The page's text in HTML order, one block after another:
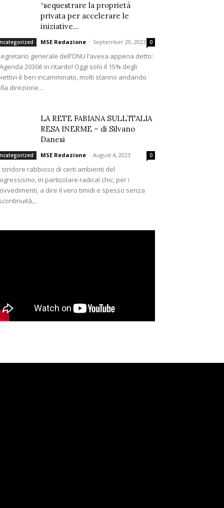
“sequestrare la proprietà
privata per accelerare le
iniziative...
MSE Redazione - September 20, 2023 0
generale dell’ONU l’aveva appena detto:
2030è in ritardo! Oggi solo il 15% degli
è ben incamminato, molti stanno andando
direzione...
LA RETE FABIANA SULL’ITALIA
RESA INERME – di Silvano
Danesi
MSE Redazione - August 4, 2023 0
stridore rabbioso di certi ambienti del
in particolare radical chic, per i
a dire il vero timidi e spesso senza